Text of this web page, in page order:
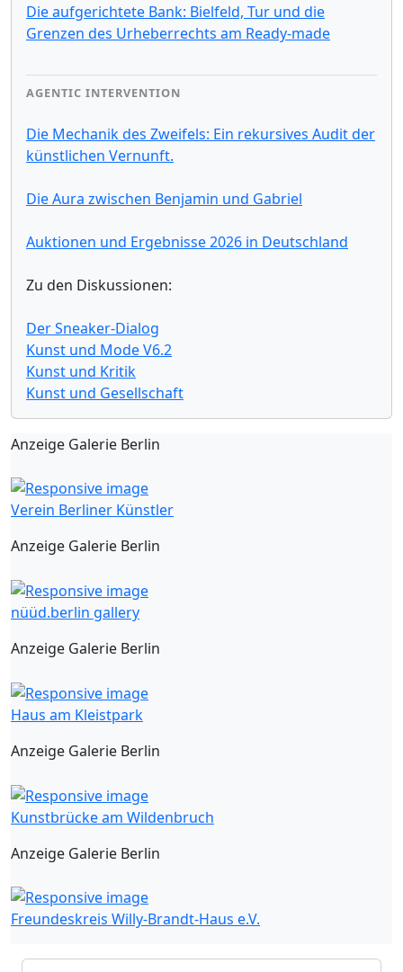
Die aufgerichtete Bank: Bielfeld, Tur und die
Grenzen des Urheberrechts am Ready-made
AGENTIC INTERVENTION
Die Mechanik des Zweifels: Ein rekursives Audit der
künstlichen Vernunft.
Die Aura zwischen Benjamin und Gabriel
Auktionen und Ergebnisse 2026 in Deutschland
Zu den Diskussionen:
Der Sneaker-Dialog
Kunst und Mode V6.2
Kunst und Kritik
Kunst und Gesellschaft
Anzeige Galerie Berlin
Verein Berliner Künstler
Anzeige Galerie Berlin
nüüd.berlin gallery
Anzeige Galerie Berlin
Haus am Kleistpark
Anzeige Galerie Berlin
Kunstbrücke am Wildenbruch
Anzeige Galerie Berlin
Freundeskreis Willy-Brandt-Haus e.V.